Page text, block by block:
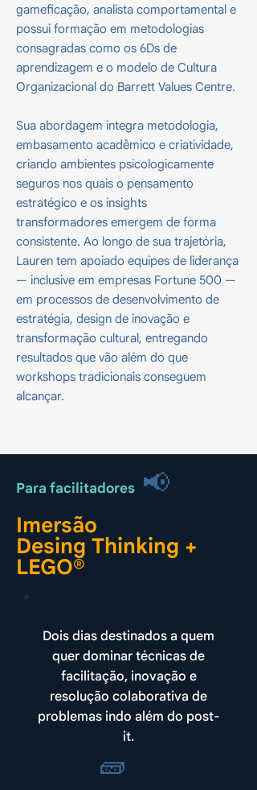
gameficação, analista comportamental e
possui formação em metodologias
consagradas como os 6Ds de
aprendizagem e o modelo de Cultura
Organizacional do Barrett Values Centre.
Sua abordagem integra metodologia,
embasamento acadêmico e criatividade,
criando ambientes psicologicamente
seguros nos quais o pensamento
estratégico e os insights
transformadores emergem de forma
consistente. Ao longo de sua trajetória,
Lauren tem apoiado equipes de liderança
— inclusive em empresas Fortune 500 —
em processos de desenvolvimento de
estratégia, design de inovação e
transformação cultural, entregando
resultados que vão além do que
workshops tradicionais conseguem
alcançar.
Para facilitadores 📢
Imersão
Desing Thinking +
LEGO®
Dois dias destinados a quem
quer dominar técnicas de
facilitação, inovação e
resolução colaborativa de
problemas indo além do post-
it.
🧱